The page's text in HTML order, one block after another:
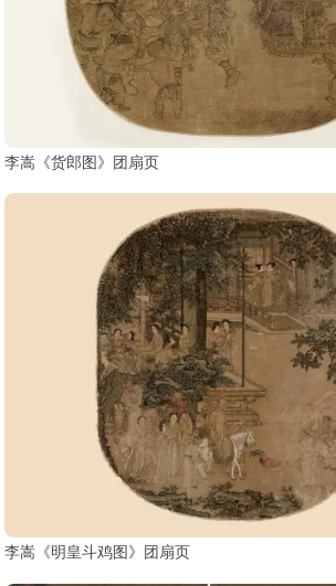
李嵩《货郎图》团扇页
李嵩《明皇斗鸡图》团扇页